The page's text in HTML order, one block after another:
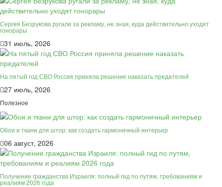
Сергея Безрукова ругали за рекламу, не зная, куда действительно уходят
гонорары
31 июль, 2026
На пятый год СВО Россия приняла решение наказать предателей
27 июль, 2026
Полезное
Обои и ткани для штор: как создать гармоничный интерьер
06 август, 2026
Получение гражданства Израиля: полный гид по путям, требованиям и
реалиям 2026 года